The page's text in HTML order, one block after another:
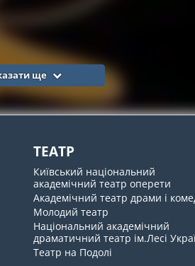
ще
ТЕАТР
Київський національний
академічний театр оперети
Академічний театр драми і
Молодий театр
Національний академічний
драматичний театр ім.Лесі
Театр на Подолі